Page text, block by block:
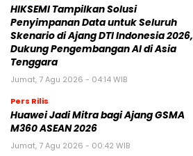
MAYORITAS DI UNDERSCORE DISTRICT,
PERUSAHAAN INDUK MAGLIANO,
SEBAGAI LANGKAH KEDUA DALAM
MEMBANGUN PLATFORM MEREK
Jumat, 7 Agu 2026 - 09:32 WIB
Pers Rilis
HIKSEMI Tampilkan Solusi
Penyimpanan Data untuk Seluruh
Skenario di Ajang DTI Indonesia 2026,
Dukung Pengembangan AI di Asia
Tenggara